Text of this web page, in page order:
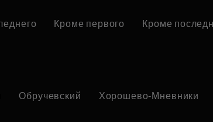
Кроме первого Кроме
Обручевский Хорошево-Мневники